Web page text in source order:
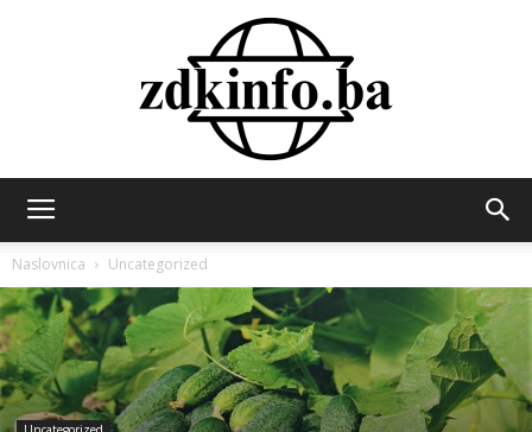
INFO
Naslovnica Uncategorized